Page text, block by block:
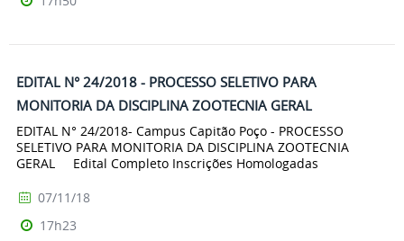
EDITAL N° 24/2018 - PROCESSO SELETIVO PARA
MONITORIA DA DISCIPLINA ZOOTECNIA GERAL
EDITAL N° 24/2018- Campus Capitão Poço - PROCESSO
SELETIVO PARA MONITORIA DA DISCIPLINA ZOOTECNIA
GERAL Edital Completo Inscrições Homologadas
07/11/18
17h23